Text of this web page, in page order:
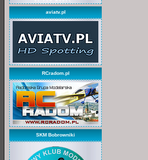
aviatv.pl
RCradom.pl
SKM Bobrowniki